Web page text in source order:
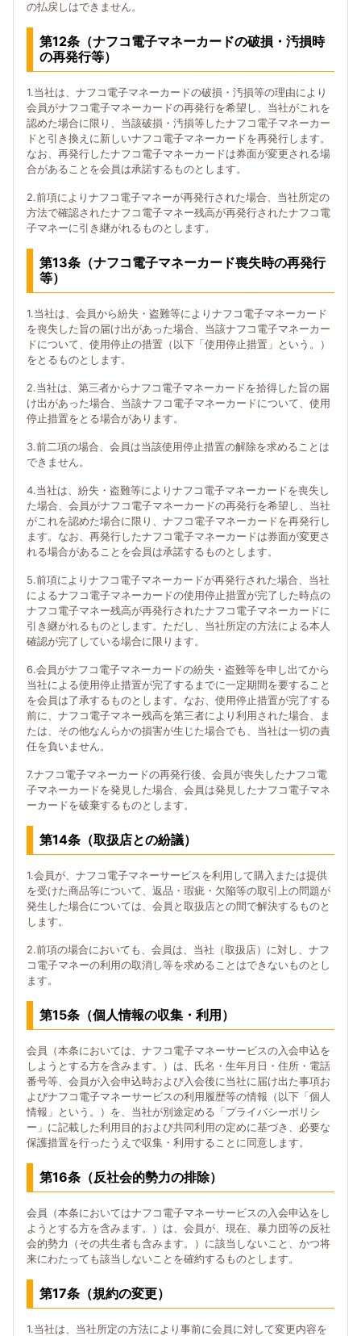
の払戻しはできません。
第12条（ナフコ電子マネーカードの破損・汚損時
の再発行等）
1.当社は、ナフコ電子マネーカードの破損・汚損等の理由により
会員がナフコ電子マネーカードの再発行を希望し、当社がこれを
認めた場合に限り、当該破損・汚損等したナフコ電子マネーカー
ドと引き換えに新しいナフコ電子マネーカードを再発行します。
なお、再発行したナフコ電子マネーカードは券面が変更される場
合があることを会員は承諾するものとします。
2.前項によりナフコ電子マネーが再発行された場合、当社所定の
方法で確認されたナフコ電子マネー残高が再発行されたナフコ電
子マネーに引き継がれるものとします。
第13条（ナフコ電子マネーカード喪失時の再発行
等）
1.当社は、会員から紛失・盗難等によりナフコ電子マネーカード
を喪失した旨の届け出があった場合、当該ナフコ電子マネーカー
ドについて、使用停止の措置（以下「使用停止措置」という。）
をとるものとします。
2.当社は、第三者からナフコ電子マネーカードを拾得した旨の届
け出があった場合、当該ナフコ電子マネーカードについて、使用
停止措置をとる場合があります。
3.前二項の場合、会員は当該使用停止措置の解除を求めることは
できません。
4.当社は、紛失・盗難等によりナフコ電子マネーカードを喪失し
た場合、会員がナフコ電子マネーカードの再発行を希望し、当社
がこれを認めた場合に限り、ナフコ電子マネーカードを再発行し
ます。なお、再発行したナフコ電子マネーカードは券面が変更さ
れる場合があることを会員は承諾するものとします。
5.前項によりナフコ電子マネーカードが再発行された場合、当社
によるナフコ電子マネーカードの使用停止措置が完了した時点の
ナフコ電子マネー残高が再発行されたナフコ電子マネーカードに
引き継がれるものとします。ただし、当社所定の方法による本人
確認が完了している場合に限ります。
6.会員がナフコ電子マネーカードの紛失・盗難等を申し出てから
当社による使用停止措置が完了するまでに一定期間を要すること
を会員は了承するものとします。なお、使用停止措置が完了する
前に、ナフコ電子マネー残高を第三者により利用された場合、ま
たは、その他なんらかの損害が生じた場合でも、当社は一切の責
任を負いません。
7.ナフコ電子マネーカードの再発行後、会員が喪失したナフコ電
子マネーカードを発見した場合、会員は発見したナフコ電子マネ
ーカードを破棄するものとします。
第14条（取扱店との紛議）
1.会員が、ナフコ電子マネーサービスを利用して購入または提供
を受けた商品等について、返品・瑕疵・欠陥等の取引上の問題が
発生した場合については、会員と取扱店との間で解決するものと
します。
2.前項の場合においても、会員は、当社（取扱店）に対し、ナフ
コ電子マネーの利用の取消し等を求めることはできないものとし
ます。
第15条（個人情報の収集・利用）
会員（本条においては、ナフコ電子マネーサービスの入会申込を
しようとする方を含みます。）は、氏名・生年月日・住所・電話
番号等、会員が入会申込時および入会後に当社に届け出た事項お
よびナフコ電子マネーサービスの利用履歴等の情報（以下「個人
情報」という。）を、当社が別途定める「プライバシーポリシ
ー」に記載した利用目的および共同利用の定めに基づき、必要な
保護措置を行ったうえで収集・利用することに同意します。
第16条（反社会的勢力の排除）
会員（本条においてはナフコ電子マネーサービスの入会申込をし
ようとする方を含みます。）は、会員が、現在、暴力団等の反社
会的勢力（その共生者も含みます。）に該当しないこと、かつ将
来にわたっても該当しないことを確約するものとします。
第17条（規約の変更）
1.当社は、当社所定の方法により事前に会員に対して変更内容を